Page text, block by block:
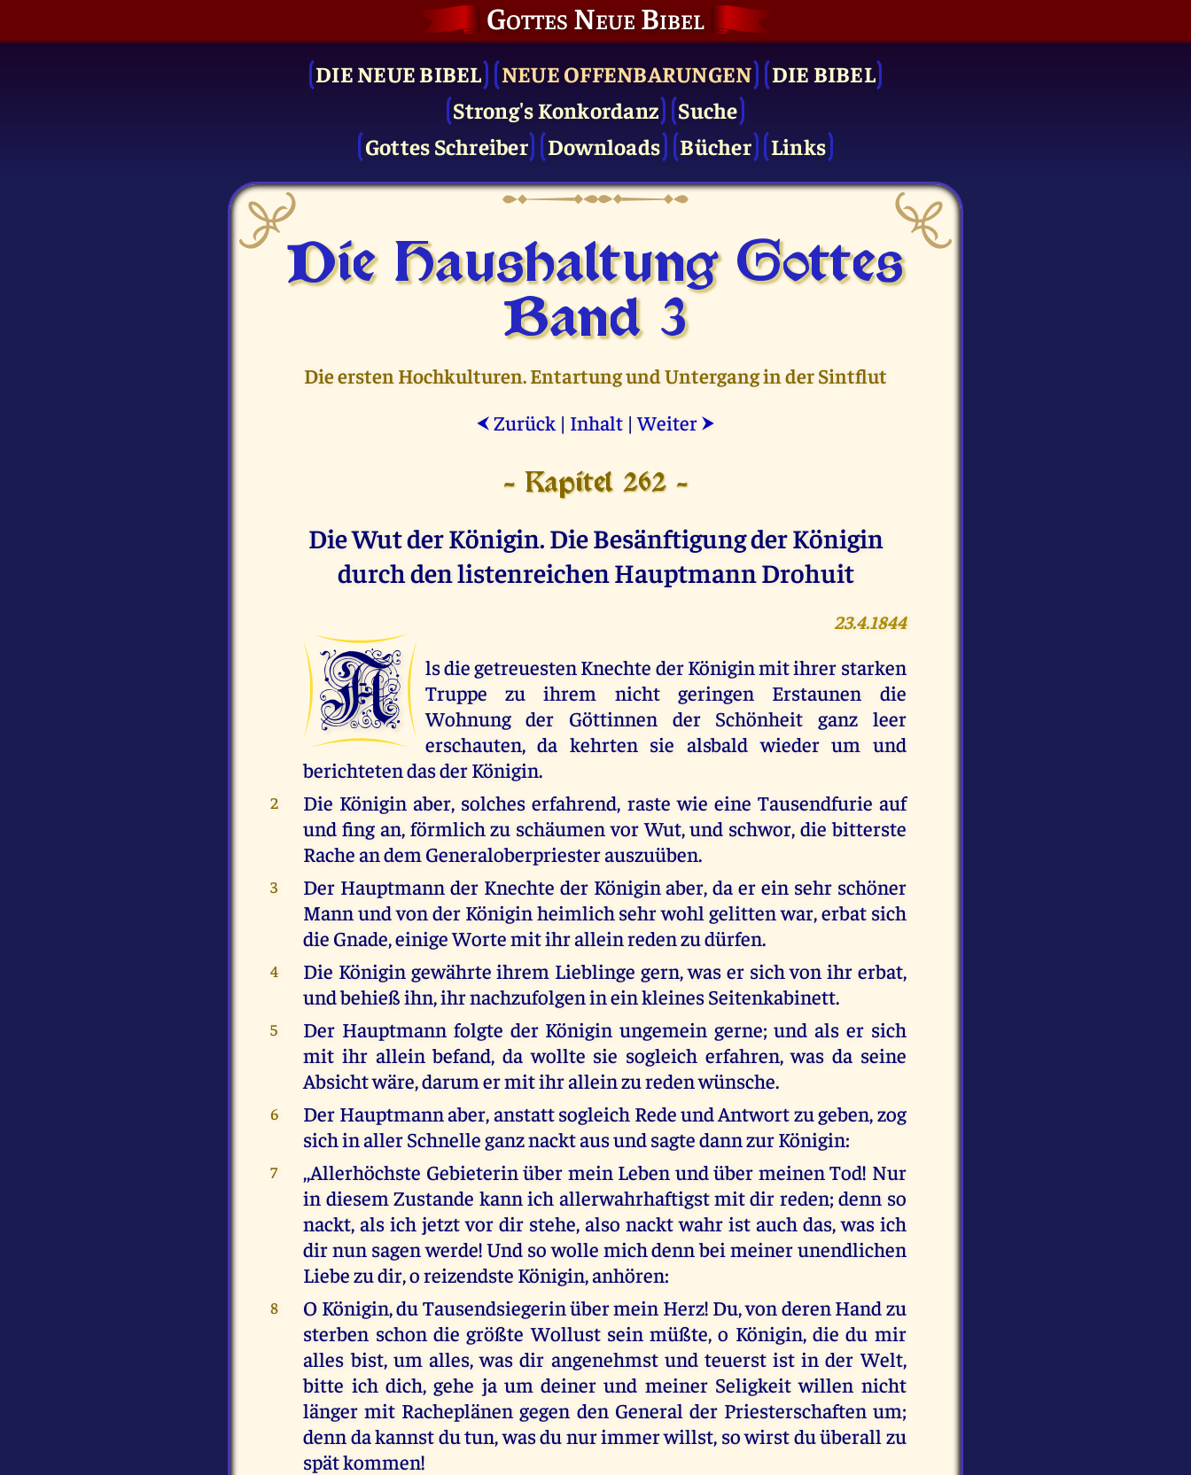
Gottes Neue Bibel
DIE NEUE BIBEL NEUE OFFENBARUNGEN
DIE BIBEL
Strong's Konkordanz
Suche
Gottes Schreiber
Downloads Bücher Links
Die Haushaltung Gottes
Band 3
Die ersten Hochkulturen. Entartung und Untergang in der Sintflut
⮜ Zurück | Inhalt |Weiter ⮞
- Kapitel 262 -
Die Wut der Königin. Die Besänftigung der Königin
durch den listenreichen Hauptmann Drohuit
23.4.1844
A
ls die getreuesten Knechte der Königin mit ihrer starken
Truppe zu ihrem nicht geringen Erstaunen die
Wohnung der Göttinnen der Schönheit ganz leer
erschauten, da kehrten sie alsbald wieder um und
berichteten das der Königin.
2
Die Königin aber, solches erfahrend, raste wie eine Tausendfurie auf
und fing an, förmlich zu schäumen vor Wut, und schwor, die bitterste
Rache an dem Generaloberpriester auszuüben.
3
Der Hauptmann der Knechte der Königin aber, da er ein sehr schöner
Mann und von der Königin heimlich sehr wohl gelitten war, erbat sich
die Gnade, einige Worte mit ihr allein reden zu dürfen.
4
Die Königin gewährte ihrem Lieblinge gern, was er sich von ihr erbat,
und behieß ihn, ihr nachzufolgen in ein kleines Seitenkabinett.
5
Der Hauptmann folgte der Königin ungemein gerne; und als er sich
mit ihr allein befand, da wollte sie sogleich erfahren, was da seine
Absicht wäre, darum er mit ihr allein zu reden wünsche.
6
Der Hauptmann aber, anstatt sogleich Rede und Antwort zu geben, zog
sich in aller Schnelle ganz nackt aus und sagte dann zur Königin:
7
,,Allerhöchste Gebieterin über mein Leben und über meinen Tod! Nur
in diesem Zustande kann ich allerwahrhaftigst mit dir reden; denn so
nackt, als ich jetzt vor dir stehe, also nackt wahr ist auch das, was ich
dir nun sagen werde! Und so wolle mich denn bei meiner unendlichen
Liebe zu dir, o reizendste Königin, anhören:
8
O Königin, du Tausendsiegerin über mein Herz! Du, von deren Hand zu
sterben schon die größte Wollust sein müßte, o Königin, die du mir
alles bist, um alles, was dir angenehmst und teuerst ist in der Welt,
bitte ich dich, gehe ja um deiner und meiner Seligkeit willen nicht
länger mit Racheplänen gegen den General der Priesterschaften um;
denn da kannst du tun, was du nur immer willst, so wirst du überall zu
spät kommen!